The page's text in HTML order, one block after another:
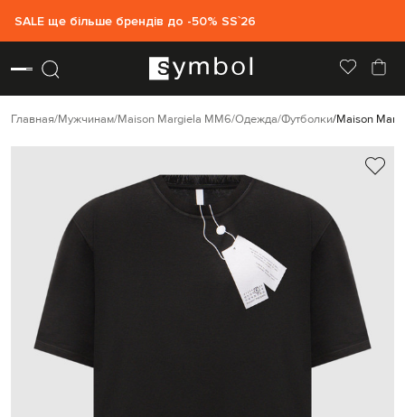
SALE ще більше брендів до -50% SS`26
Главная Мужчинам Maison Margiela MM6 Одежда Футболки Maison